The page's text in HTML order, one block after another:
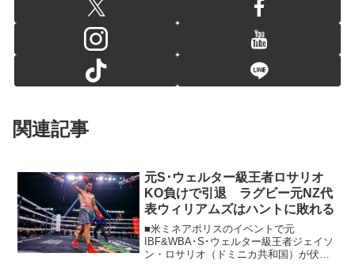
関連記事
元S･ウェルター級王者ロサリオ
KO負けで引退 ラグビー元NZ代
表ウィリアムズはハントに敗れる
■米ミネアポリスのイベントで元
IBF&WBA･S･ウェルター級王者ジェイソ
ン・ロサリオ（ドミニカ共和国）が伏兵